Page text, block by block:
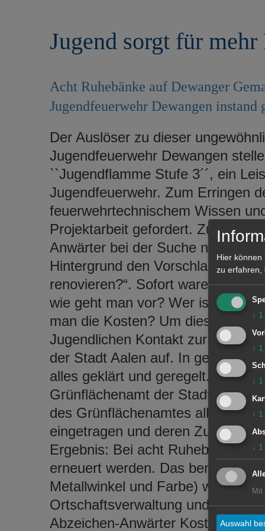
Jugend sorgt für
Acht Ruhebänke auf Dewanger
Jugendfeuerwehr Dewangen instand
Der Auslöser zu dieser
Jugendfeuerwehr Dewangen
``Jugendflamme Stufe 3´´, ein
Jugendfeuerwehr. Zum Erringen
feuerwehrtechnischem Wissen
Projektarbeit gefordert. Zum
Anwärter bei der Suche nach
Hintergrund den Vorschlag ein:
renovieren?“. Sofort waren alle
wie geht man vor? Wer ist der
man die Kosten? Um diese
Jugendlichen Kontakt zur
der Stadt Aalen auf. In
alles geklärt und geregelt. Die
Grünflächenamt der Stadt Aalen.
des Grünflächenamtes alle
eingetragen und deren Zustand
Ergebnis: Bei acht Ruhebänken
erneuert werden. Das benötigte
Metallwinkel und Farbe) wurde
Ortschaftsverwaltung und des
Abzeichen-Anwärter
Hier können
zu erfahren,
↓ 1
↓ 1
↓ 1
↓ 1
↓ 1
Mit
Auswahl